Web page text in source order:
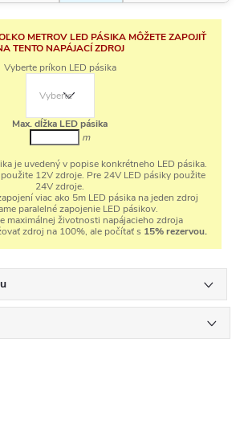
METROV LED PÁSIKA MÔŽETE ZAPOJIŤ
TENTO NAPÁJACÍ ZDROJ
Vyberte príkon LED pásika
Max. dĺžka LED pásika
m
je uvedený v popise konkrétneho LED pásika.
12V zdroje. Pre 24V LED pásiky použite
24V zdroje.
viac ako 5m LED pásika na jeden zdroj
paralelné zapojenie LED pásikov.
maximálnej životnosti napájacieho zdroja
zdroj na 100%, ale počítať s 15% rezervou.